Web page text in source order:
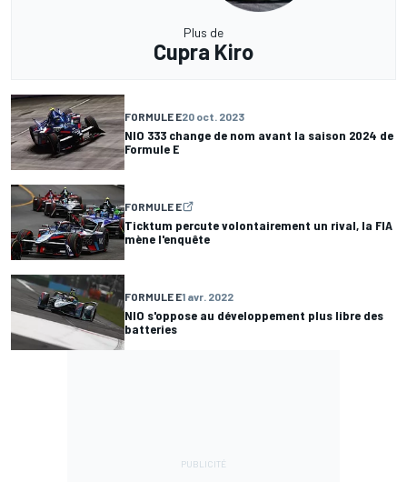
Plus de
Cupra Kiro
FORMULE E20 oct. 2023
NIO 333 change de nom avant la saison 2024 de
Formule E
FORMULE E
Ticktum percute volontairement un rival, la FIA
mène l'enquête
FORMULE E1 avr. 2022
NIO s'oppose au développement plus libre des
batteries